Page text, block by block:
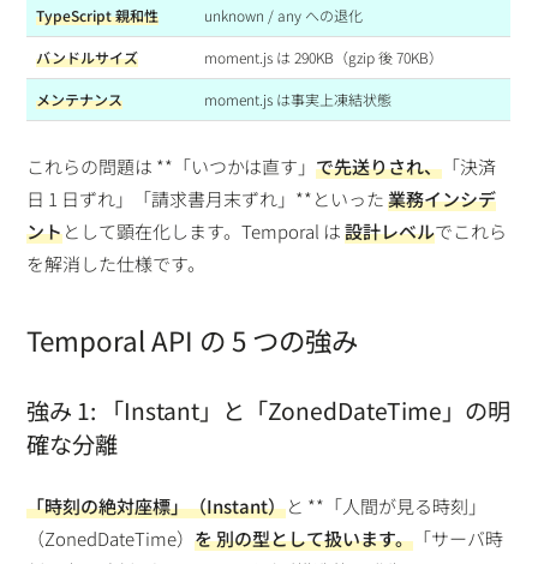
TypeScript 親和性 unknown / any への退化
バンドルサイズ moment.js は 290KB（gzip 後 70KB）
メンテナンス moment.js は事実上凍結状態
これらの問題は **「いつかは直す」で先送りされ、 「決済
日 1 日ずれ」「請求書月末ずれ」**といった業務インシデ
ントとして顕在化します。Temporal は設計レベルでこれら
を解消した仕様です。
Temporal API の 5 つの強み
強み 1: 「Instant」と「ZonedDateTime」の明
確な分離
「時刻の絶対座標」（Instant）と **「人間が見る時刻」
（ZonedDateTime）を別の型として扱います。 「サーバ時